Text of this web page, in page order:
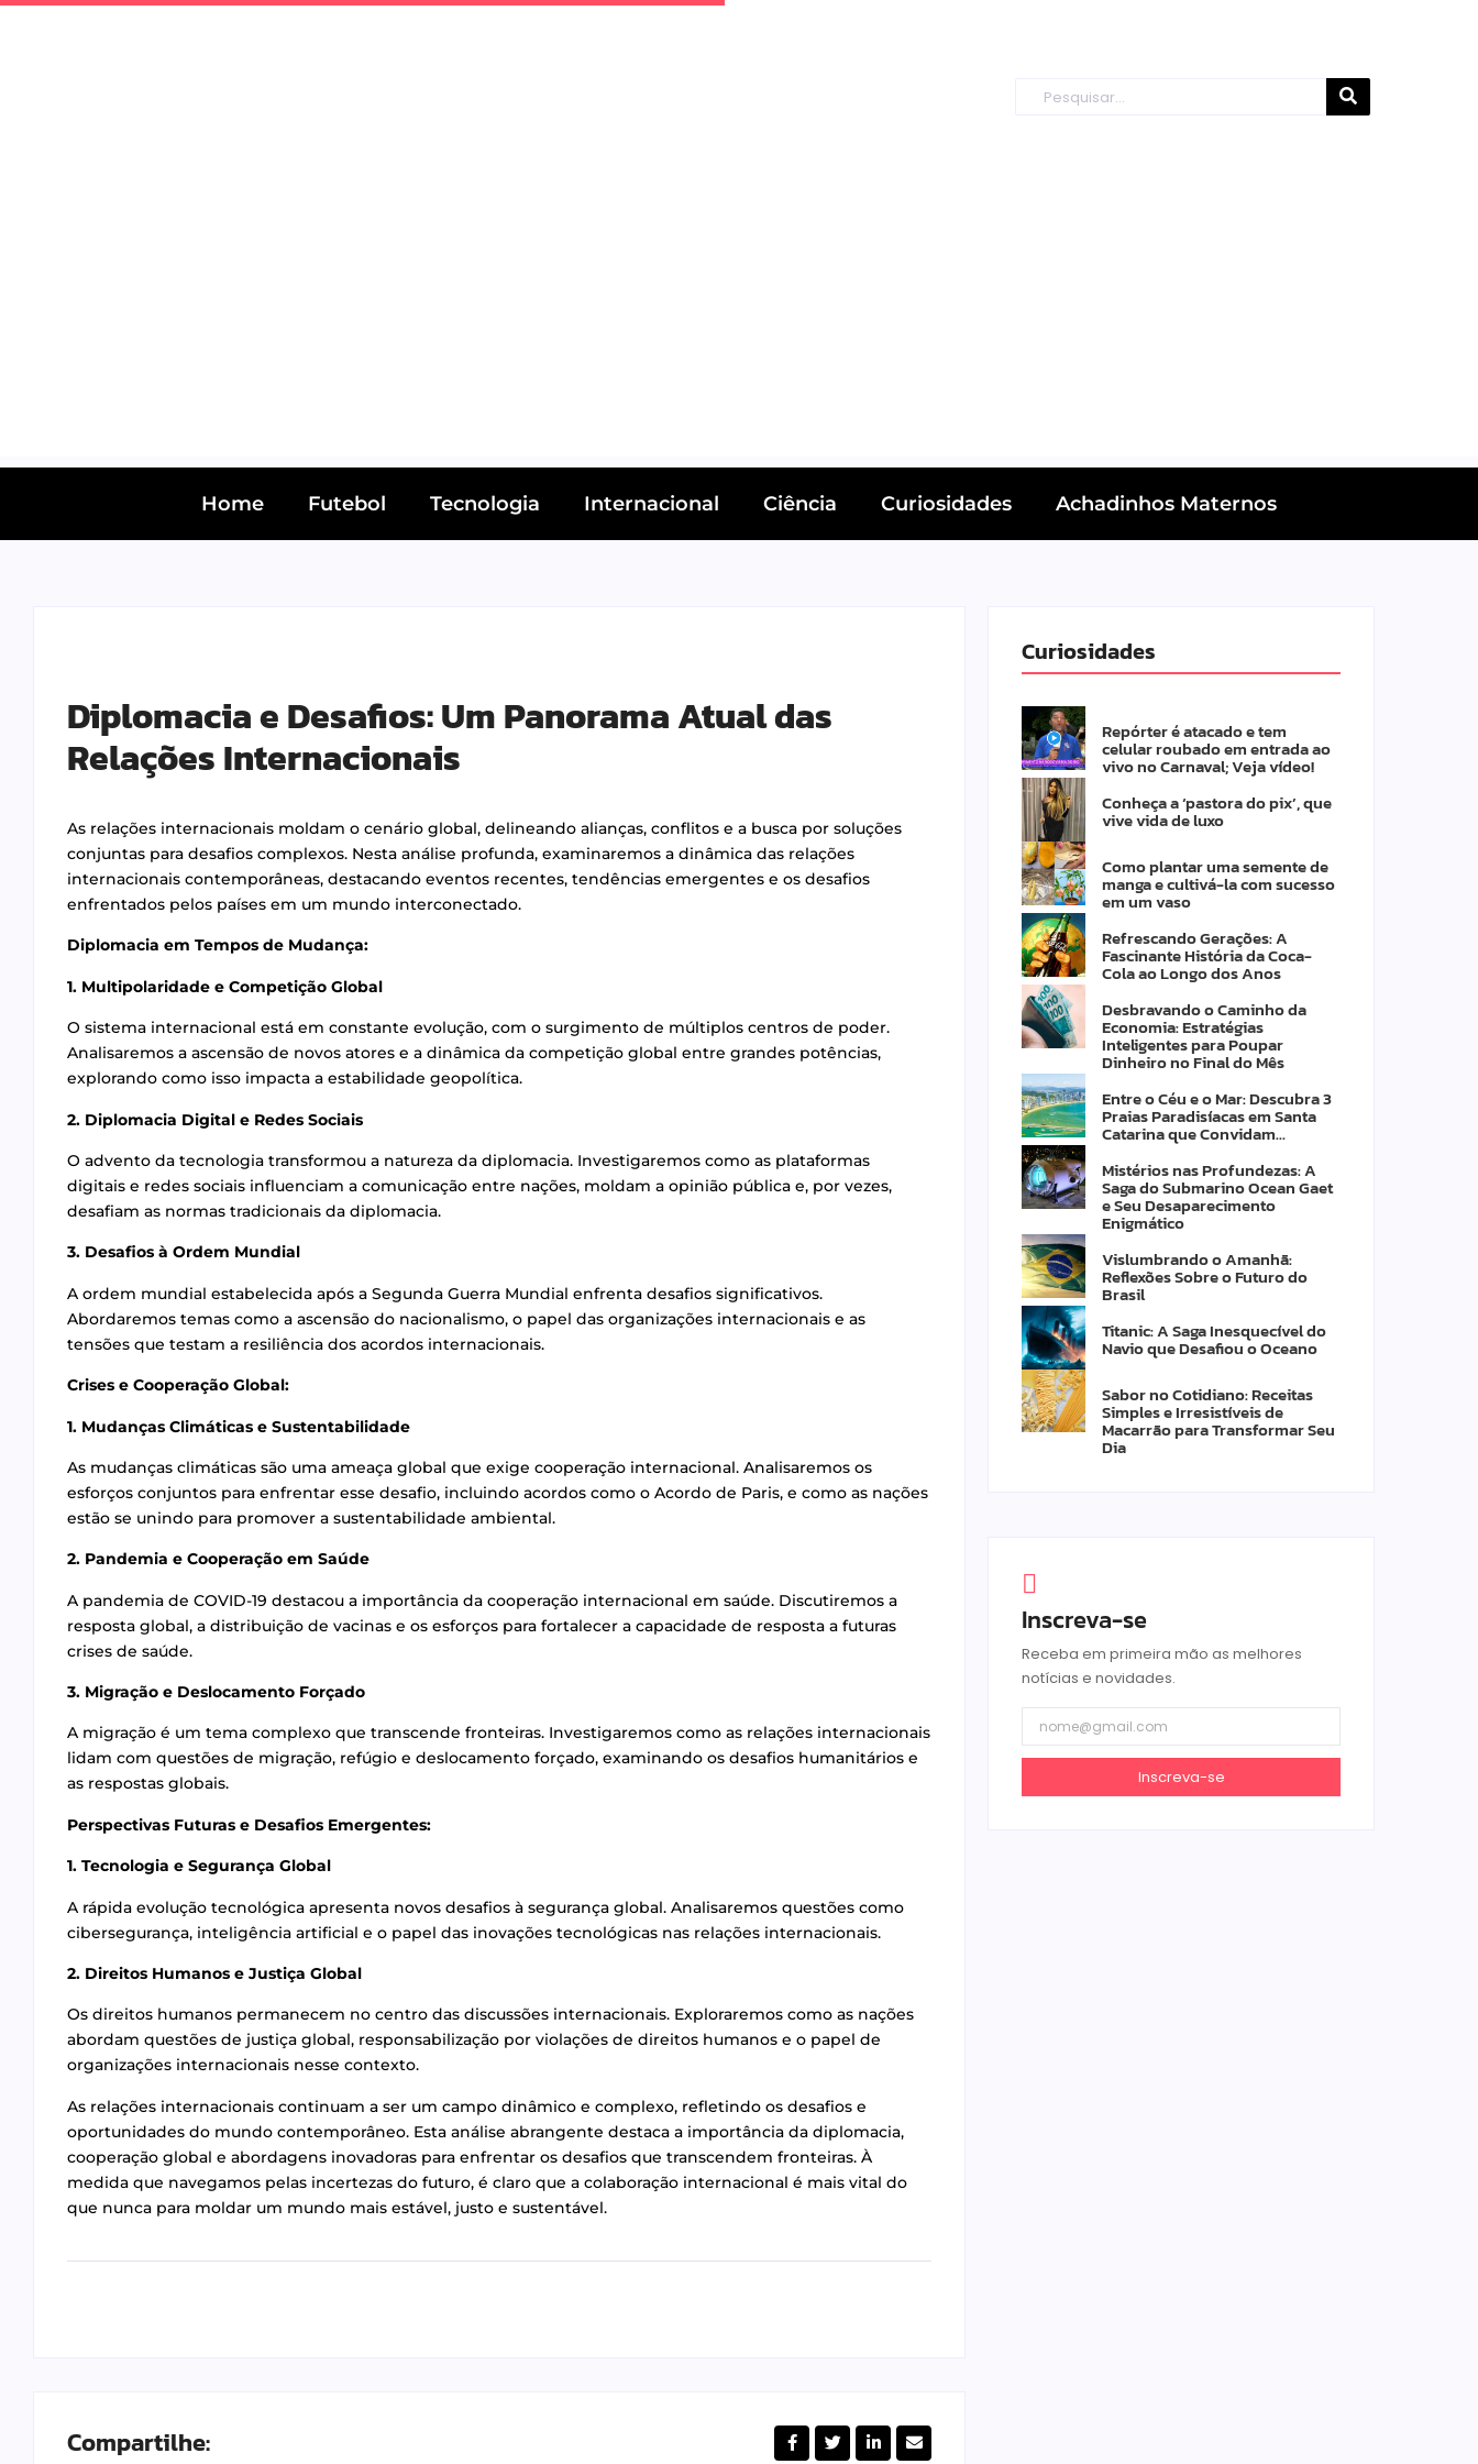
Home Futebol Tecnologia Internacional Ciência Curiosidades Achadinhos Maternos
Diplomacia e Desafios: Um Panorama Atual das
Relações Internacionais
As relações internacionais moldam o cenário global, delineando alianças, conflitos e a busca por soluções
conjuntas para desafios complexos. Nesta análise profunda, examinaremos a dinâmica das relações
internacionais contemporâneas, destacando eventos recentes, tendências emergentes e os desafios
enfrentados pelos países em um mundo interconectado.
Diplomacia em Tempos de Mudança:
1. Multipolaridade e Competição Global
O sistema internacional está em constante evolução, com o surgimento de múltiplos centros de poder.
Analisaremos a ascensão de novos atores e a dinâmica da competição global entre grandes potências,
explorando como isso impacta a estabilidade geopolítica.
2. Diplomacia Digital e Redes Sociais
O advento da tecnologia transformou a natureza da diplomacia. Investigaremos como as plataformas
digitais e redes sociais influenciam a comunicação entre nações, moldam a opinião pública e, por vezes,
desafiam as normas tradicionais da diplomacia.
3. Desafios à Ordem Mundial
A ordem mundial estabelecida após a Segunda Guerra Mundial enfrenta desafios significativos.
Abordaremos temas como a ascensão do nacionalismo, o papel das organizações internacionais e as
tensões que testam a resiliência dos acordos internacionais.
Crises e Cooperação Global:
1. Mudanças Climáticas e Sustentabilidade
As mudanças climáticas são uma ameaça global que exige cooperação internacional. Analisaremos os
esforços conjuntos para enfrentar esse desafio, incluindo acordos como o Acordo de Paris, e como as nações
estão se unindo para promover a sustentabilidade ambiental.
2. Pandemia e Cooperação em Saúde
A pandemia de COVID-19 destacou a importância da cooperação internacional em saúde. Discutiremos a
resposta global, a distribuição de vacinas e os esforços para fortalecer a capacidade de resposta a futuras
crises de saúde.
3. Migração e Deslocamento Forçado
A migração é um tema complexo que transcende fronteiras. Investigaremos como as relações internacionais
lidam com questões de migração, refúgio e deslocamento forçado, examinando os desafios humanitários e
as respostas globais.
Perspectivas Futuras e Desafios Emergentes:
1. Tecnologia e Segurança Global
A rápida evolução tecnológica apresenta novos desafios à segurança global. Analisaremos questões como
cibersegurança, inteligência artificial e o papel das inovações tecnológicas nas relações internacionais.
2. Direitos Humanos e Justiça Global
Os direitos humanos permanecem no centro das discussões internacionais. Exploraremos como as nações
abordam questões de justiça global, responsabilização por violações de direitos humanos e o papel de
organizações internacionais nesse contexto.
As relações internacionais continuam a ser um campo dinâmico e complexo, refletindo os desafios e
oportunidades do mundo contemporâneo. Esta análise abrangente destaca a importância da diplomacia,
cooperação global e abordagens inovadoras para enfrentar os desafios que transcendem fronteiras. À
medida que navegamos pelas incertezas do futuro, é claro que a colaboração internacional é mais vital do
que nunca para moldar um mundo mais estável, justo e sustentável.
Compartilhe:
Curiosidades
Repórter é atacado e tem
celular roubado em entrada ao
vivo no Carnaval; Veja vídeo!
Conheça a ‘pastora do pix’, que
vive vida de luxo
Como plantar uma semente de
manga e cultivá-la com sucesso
em um vaso
Refrescando Gerações: A
Fascinante História da Coca-
Cola ao Longo dos Anos
Desbravando o Caminho da
Economia: Estratégias
Inteligentes para Poupar
Dinheiro no Final do Mês
Entre o Céu e o Mar: Descubra 3
Praias Paradisíacas em Santa
Catarina que Convidam…
Mistérios nas Profundezas: A
Saga do Submarino Ocean Gaet
e Seu Desaparecimento
Enigmático
Vislumbrando o Amanhã:
Reflexões Sobre o Futuro do
Brasil
Titanic: A Saga Inesquecível do
Navio que Desafiou o Oceano
Sabor no Cotidiano: Receitas
Simples e Irresistíveis de
Macarrão para Transformar Seu
Dia
Inscreva-se
Receba em primeira mão as melhores
notícias e novidades.
Inscreva-se